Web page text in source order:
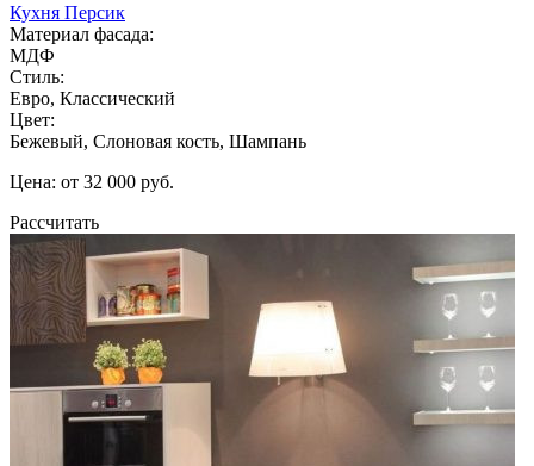
Кухня Персик
Материал фасада:
МДФ
Стиль:
Евро, Классический
Цвет:
Бежевый, Слоновая кость, Шампань
Цена: от 32 000 руб.
Рассчитать